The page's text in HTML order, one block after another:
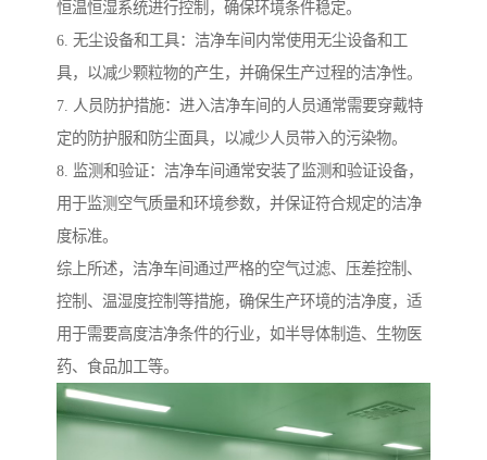
恒温恒湿系统进行控制，确保环境条件稳定。
6. 无尘设备和工具：洁净车间内常使用无尘设备和工
具，以减少颗粒物的产生，并确保生产过程的洁净性。
7. 人员防护措施：进入洁净车间的人员通常需要穿戴特
定的防护服和防尘面具，以减少人员带入的污染物。
8. 监测和验证：洁净车间通常安装了监测和验证设备，
用于监测空气质量和环境参数，并保证符合规定的洁净
度标准。
综上所述，洁净车间通过严格的空气过滤、压差控制、
控制、温湿度控制等措施，确保生产环境的洁净度，适
用于需要高度洁净条件的行业，如半导体制造、生物医
药、食品加工等。